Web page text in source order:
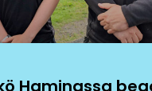
Haminassa